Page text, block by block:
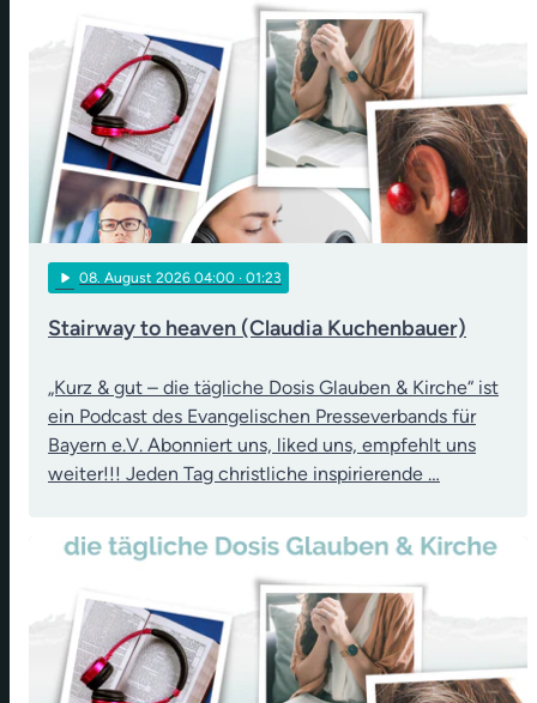
play_arrow 08. August 2026 04:00 · 01:23
Stairway to heaven (Claudia Kuchenbauer)
„Kurz & gut – die tägliche Dosis Glauben & Kirche“ ist
ein Podcast des Evangelischen Presseverbands für
Bayern e.V. Abonniert uns, liked uns, empfehlt uns
weiter!!! Jeden Tag christliche inspirierende …